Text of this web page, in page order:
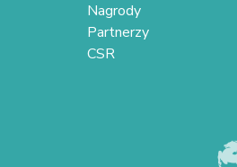
Nagrody
Partnerzy
CSR